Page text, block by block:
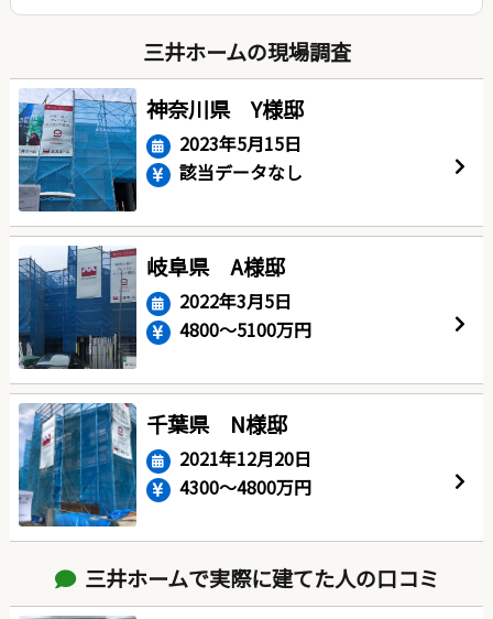
三井ホームの現場調査
神奈川県 Y様邸
2023年5月15日
該当データなし
岐阜県 A様邸
2022年3月5日
4800〜5100万円
千葉県 N様邸
2021年12月20日
4300～4800万円
三井ホームで実際に建てた人の口コミ